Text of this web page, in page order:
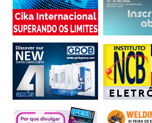
A docente da FGV Direito Rio observa
possibilitar uma melhor compreensão
desafios a serem enfrentados com a
tecnologias, o estudo pode gerar
regulamentação e auxiliar na criação de
voltadas para segurança.